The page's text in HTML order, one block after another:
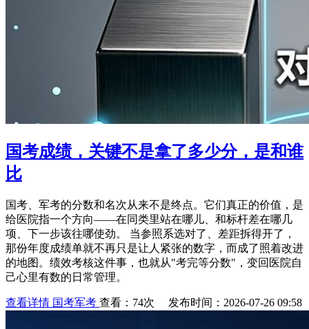
国考成绩，关键不是拿了多少分，是和谁
比
国考、军考的分数和名次从来不是终点。它们真正的价值，是
给医院指一个方向——在同类里站在哪儿、和标杆差在哪几
项、下一步该往哪使劲。 当参照系选对了、差距拆得开了，
那份年度成绩单就不再只是让人紧张的数字，而成了照着改进
的地图。绩效考核这件事，也就从"考完等分数"，变回医院自
己心里有数的日常管理。
查看详情 国考军考 查看：74次 发布时间：2026-07-26 09:58